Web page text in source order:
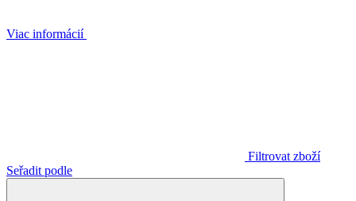
Viac informácií
Filtrovat zboží
Seřadit podle